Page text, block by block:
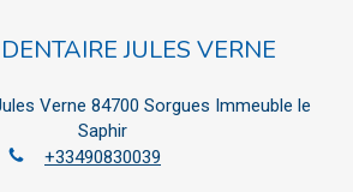
JULES VERNE
Verne 84700 Sorgues Immeuble le
Saphir
+33490830039